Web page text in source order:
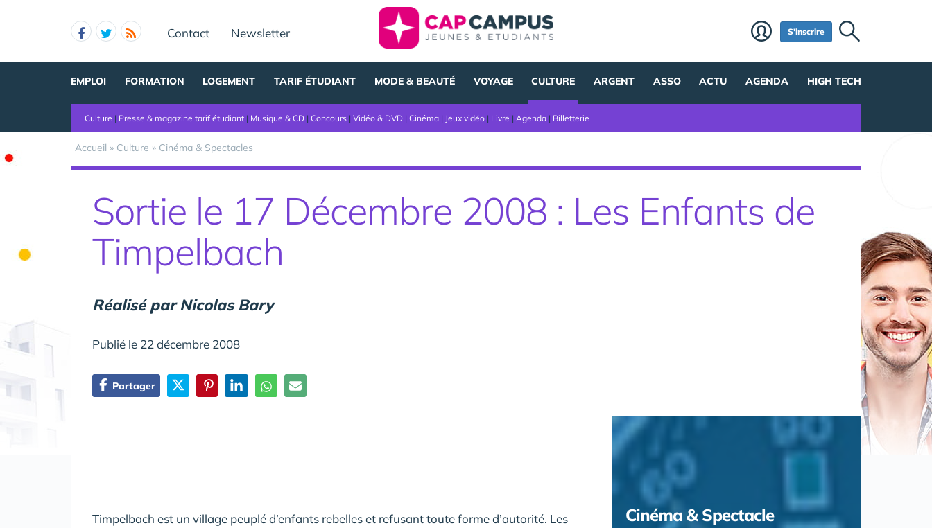
Contact Newsletter S'inscrire
EMPLOI FORMATION LOGEMENT TARIF ÉTUDIANT MODE & BEAUTÉ VOYAGE CULTURE ARGENT ASSO ACTU AGENDA HIGH TECH
Culture | Presse & magazine tarif étudiant | Musique & CD | Concours | Vidéo & DVD | Cinéma | Jeux vidéo | Livre | Agenda | Billetterie
Accueil » Culture » Cinéma & Spectacles
Sortie le 17 Décembre 2008 : Les Enfants de
Timpelbach
Réalisé par Nicolas Bary
Publié le 22 décembre 2008
Partager
Timpelbach est un village peuplé d’enfants rebelles et refusant toute forme d’autorité. Les
Cinéma & Spectacle